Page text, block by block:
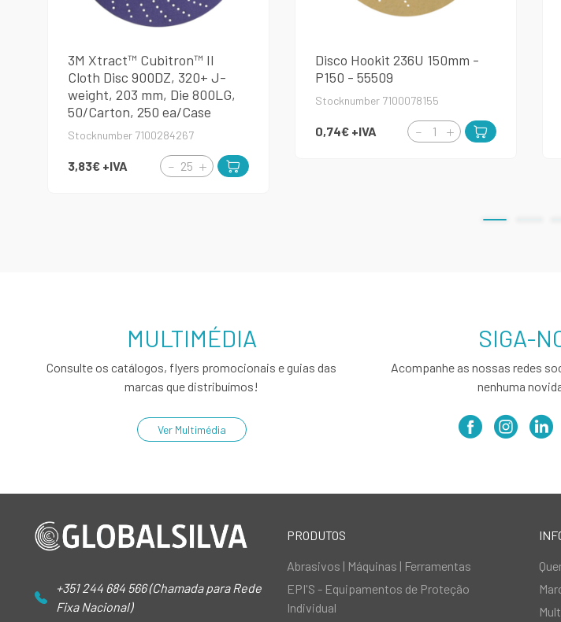
3M Xtract™ Cubitron™ II
Cloth Disc 900DZ, 320+ J-
weight, 203 mm, Die 800LG,
50/Carton, 250 ea/Case
Stocknumber 7100284267
3,83€ +IVA
Disco Hookit 236U 150mm -
P150 - 55509
Stocknumber 7100078155
0,74€ +IVA
MULTIMÉDIA
Consulte os catálogos, flyers promocionais e guias das
marcas que distribuímos!
Ver Multimédia
SIGA-
Acompanhe as nossas redes
nenhuma
+351 244 684 566 (Chamada para Rede
Fixa Nacional)
PRODUTOS
Abrasivos | Máquinas | Ferramentas
EPI'S - Equipamentos de Proteção
Individual